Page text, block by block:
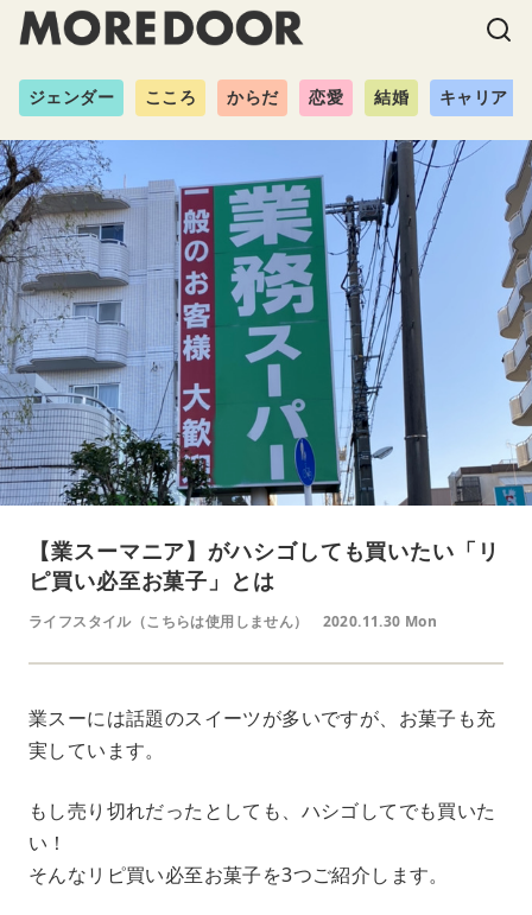
ジェンダー こころ からだ 恋愛 結婚 キャリア
【業スーマニア】がハシゴしても買いたい「リ
ピ買い必至お菓子」とは
ライフスタイル（こちらは使用しません） 2020.11.30 Mon
業スーには話題のスイーツが多いですが、お菓子も充
実しています。
もし売り切れだったとしても、ハシゴしてでも買いた
い！
そんなリピ買い必至お菓子を3つご紹介します。